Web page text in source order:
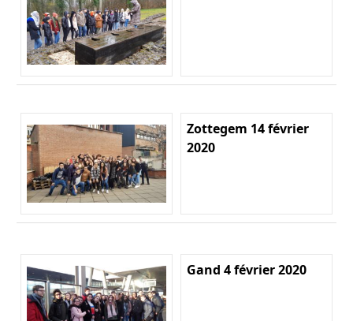
Zottegem 14 février
2020
Gand 4 février 2020